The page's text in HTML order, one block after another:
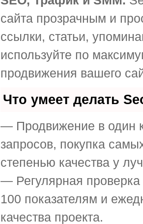
сайта прозрачным и
ссылки, статьи,
используйте по
продвижения вашего
Что умеет делать
— Продвижение в один
запросов, покупка
степенью качества у
— Регулярная
100 показателям и
качества проекта.